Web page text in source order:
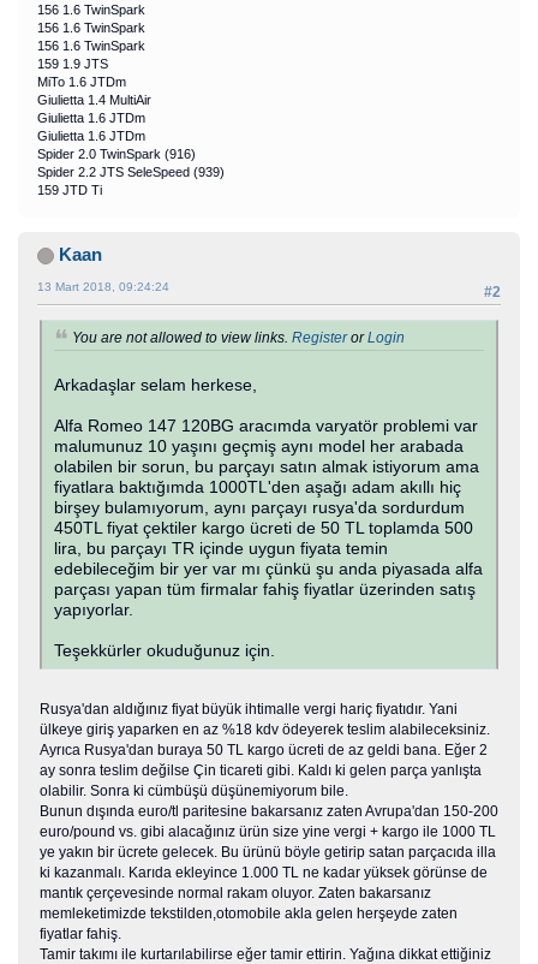
156 1.6 TwinSpark
156 1.6 TwinSpark
156 1.6 TwinSpark
159 1.9 JTS
MiTo 1.6 JTDm
Giulietta 1.4 MultiAir
Giulietta 1.6 JTDm
Giulietta 1.6 JTDm
Spider 2.0 TwinSpark (916)
Spider 2.2 JTS SeleSpeed (939)
159 JTD Ti
Kaan
#2
13 Mart 2018, 09:24:24
You are not allowed to view links. RegisterorLogin
Arkadaşlar selam herkese,
Alfa Romeo 147 120BG aracımda varyatör problemi var
malumunuz 10 yaşını geçmiş aynı model her arabada
olabilen bir sorun, bu parçayı satın almak istiyorum ama
fiyatlara baktığımda 1000TL'den aşağı adam akıllı hiç
birşey bulamıyorum, aynı parçayı rusya'da sordurdum
450TL fiyat çektiler kargo ücreti de 50 TL toplamda 500
lira, bu parçayı TR içinde uygun fiyata temin
edebileceğim bir yer var mı çünkü şu anda piyasada alfa
parçası yapan tüm firmalar fahiş fiyatlar üzerinden satış
yapıyorlar.
Teşekkürler okuduğunuz için.
Rusya'dan aldığınız fiyat büyük ihtimalle vergi hariç fiyatıdır. Yani
ülkeye giriş yaparken en az %18 kdv ödeyerek teslim alabileceksiniz.
Ayrıca Rusya'dan buraya 50 TL kargo ücreti de az geldi bana. Eğer 2
ay sonra teslim değilse Çin ticareti gibi. Kaldı ki gelen parça yanlışta
olabilir. Sonra ki cümbüşü düşünemiyorum bile.
Bunun dışında euro/tl paritesine bakarsanız zaten Avrupa'dan 150-200
euro/pound vs. gibi alacağınız ürün size yine vergi + kargo ile 1000 TL
ye yakın bir ücrete gelecek. Bu ürünü böyle getirip satan parçacıda illa
ki kazanmalı. Karıda ekleyince 1.000 TL ne kadar yüksek görünse de
mantık çerçevesinde normal rakam oluyor. Zaten bakarsanız
memleketimizde tekstilden,otomobile akla gelen herşeyde zaten
fiyatlar fahiş.
Tamir takımı ile kurtarılabilirse eğer tamir ettirin. Yağına dikkat ettiğiniz